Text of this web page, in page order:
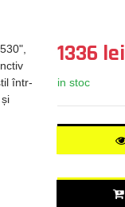
într-
1336 lei
in stoc